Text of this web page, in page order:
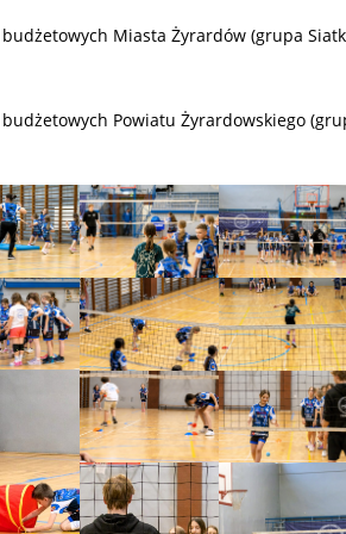
Miasta Żyrardów (grupa
Powiatu Żyrardowskiego